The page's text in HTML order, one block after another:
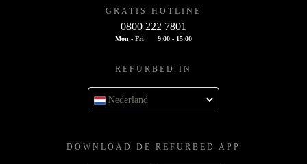
GRATIS HOTLINE
0800 222 7801
Mon - Fri 9:00 - 15:00
REFURBED IN
Nederland
DOWNLOAD DE REFURBED APP